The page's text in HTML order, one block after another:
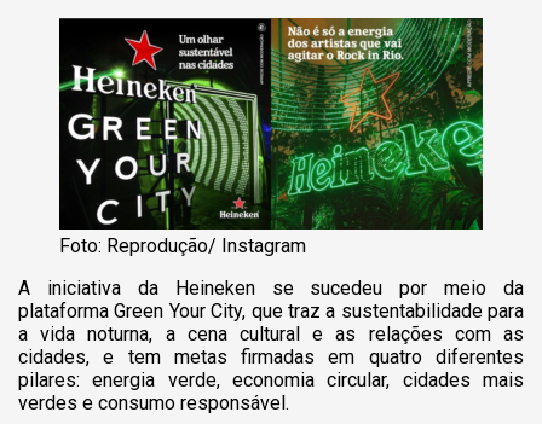
Foto: Reprodução/ Instagram
A iniciativa da Heineken se sucedeu por meio da
plataforma Green Your City, que traz a sustentabilidade para
a vida noturna, a cena cultural e as relações com as
cidades, e tem metas firmadas em quatro diferentes
pilares: energia verde, economia circular, cidades mais
verdes e consumo responsável.